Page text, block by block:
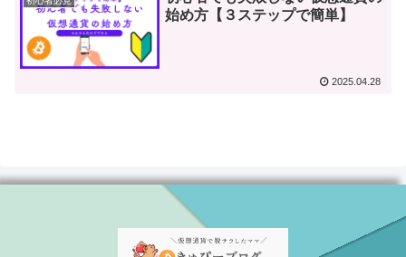
始め方【３ステップで簡単】
2025.04.28